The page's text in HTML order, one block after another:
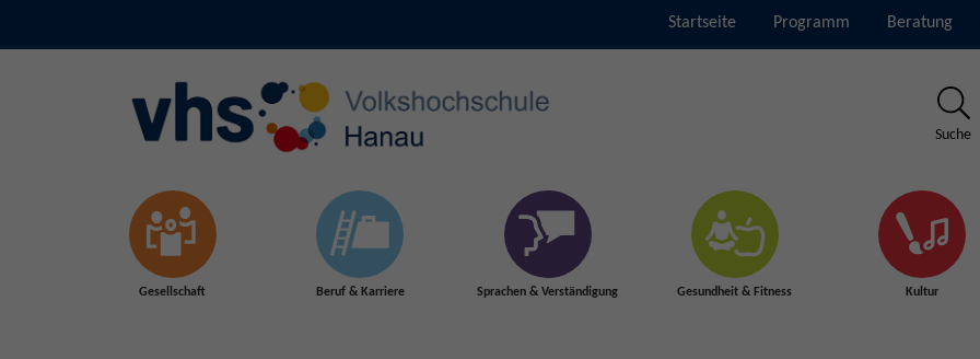
Startseite Programm Beratung
Suche
Gesellschaft Beruf & Karriere Sprachen & Verständigung Gesundheit & Fitness Kultur